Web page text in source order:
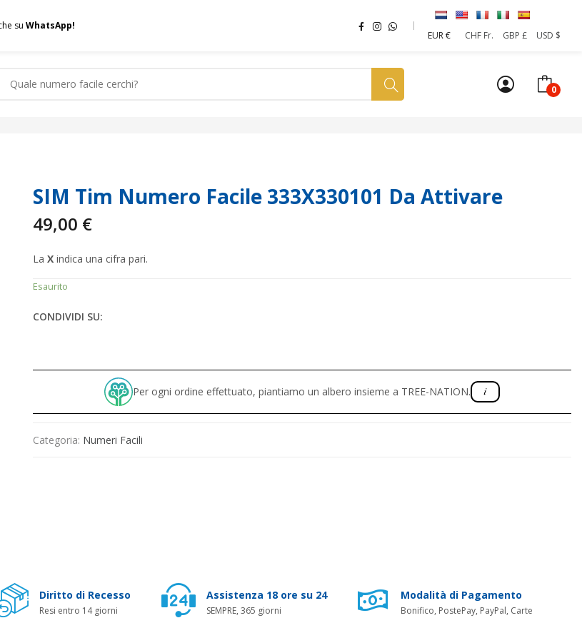
su WhatsApp!
EUR €
CHF Fr. GBP £ USD $
0
SIM Tim Numero Facile 333X330101 Da Attivare
49,00 €
La X indica una cifra pari.
Esaurito
CONDIVIDI SU:
Per ogni ordine effettuato, piantiamo un albero insieme a TREE-NATION.
Categoria: Numeri Facili
Diritto di Recesso
Resi entro 14 giorni
Assistenza 18 ore su 24
SEMPRE, 365 giorni
Modalità di Pagamento
Bonifico, PostePay, PayPal, Carte